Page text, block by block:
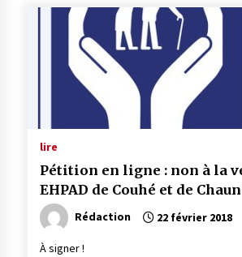
lire
Pétition en ligne : non à la
EHPAD de Couhé et de
Rédaction 22 février 2018
À signer !